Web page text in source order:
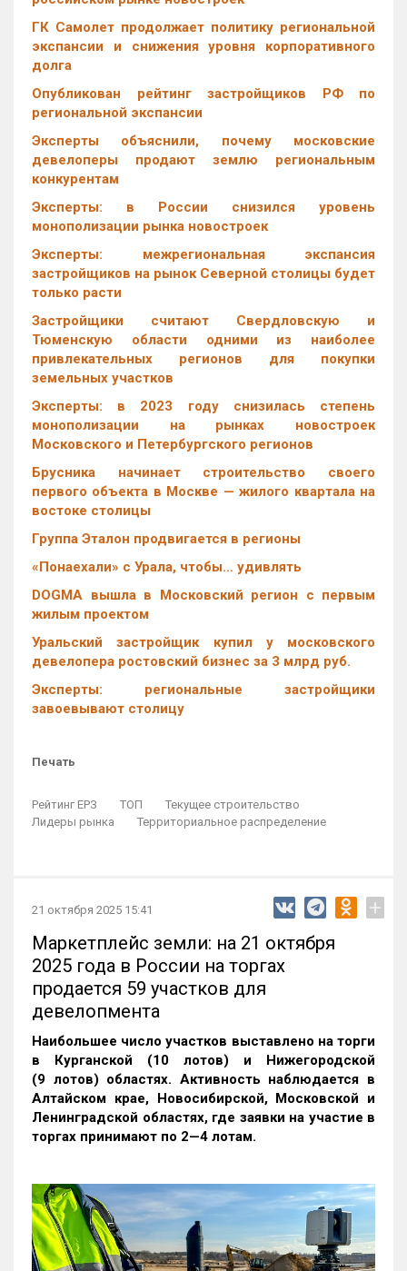
ГК Самолет продолжает политику региональной
экспансии и снижения уровня корпоративного
долга
Опубликован рейтинг застройщиков РФ по
региональной экспансии
Эксперты объяснили, почему московские
девелоперы продают землю региональным
конкурентам
Эксперты: в России снизился уровень
монополизации рынка новостроек
Эксперты: межрегиональная экспансия
застройщиков на рынок Северной столицы будет
только расти
Застройщики считают Свердловскую и
Тюменскую области одними из наиболее
привлекательных регионов для покупки
земельных участков
Эксперты: в 2023 году снизилась степень
монополизации на рынках новостроек
Московского и Петербургского регионов
Брусника начинает строительство своего
первого объекта в Москве — жилого квартала на
востоке столицы
Группа Эталон продвигается в регионы
«Понаехали» с Урала, чтобы… удивлять
DOGMA вышла в Московский регион с первым
жилым проектом
Уральский застройщик купил у московского
девелопера ростовский бизнес за 3 млрд руб.
Эксперты: региональные застройщики
завоевывают столицу
Печать
Рейтинг ЕРЗ ТОП
Текущее строительство
Лидеры рынка
Территориальное распределение
21 октября 2025 15:41 +
Маркетплейс земли: на 21 октября
2025 года в России на торгах
продается 59 участков для
девелопмента
Наибольшее число участков выставлено на торги
в Курганской (10 лотов) и Нижегородской
(9 лотов) областях. Активность наблюдается в
Алтайском крае, Новосибирской, Московской и
Ленинградской областях, где заявки на участие в
торгах принимают по 2—4 лотам.